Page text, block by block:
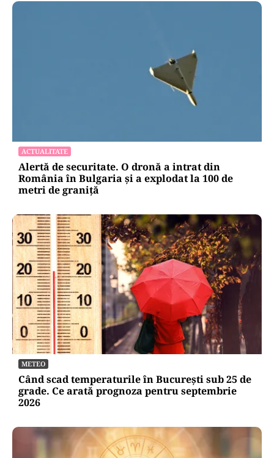
ACTUALITATE
Alertă de securitate. O dronă a intrat din
România în Bulgaria şi a explodat la 100 de
metri de graniţă
METEO
Când scad temperaturile în București sub 25 de
grade. Ce arată prognoza pentru septembrie
2026